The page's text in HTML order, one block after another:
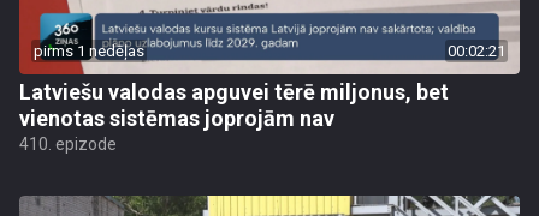
pirms 1 nedēļas 00:02:21
Latviešu valodas apguvei tērē miljonus, bet
vienotas sistēmas joprojām nav
410. epizode